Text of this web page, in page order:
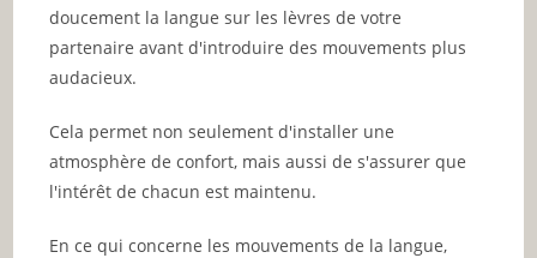
doucement la langue sur les lèvres de votre
partenaire avant d'introduire des mouvements plus
audacieux.
Cela permet non seulement d'installer une
atmosphère de confort, mais aussi de s'assurer que
l'intérêt de chacun est maintenu.
En ce qui concerne les mouvements de la langue,